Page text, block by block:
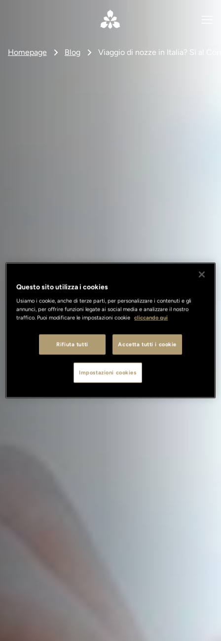
Homepage Blog Viaggio di nozze in Italia? Sì al
Questo sito utilizza i cookies
Usiamo i cookie, anche di terze parti, per personalizzare i contenuti e gli
annunci, per offrire funzioni legate ai social media e analizzare il nostro
traffico. Puoi modificare le impostazioni cookie cliccando qui
Rifiuta tutti Accetta tutti i cookie
Impostazioni cookies